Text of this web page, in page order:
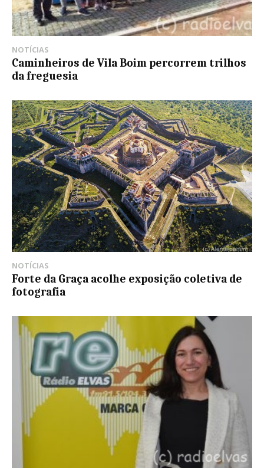
NOTÍCIAS
Caminheiros de Vila Boim percorrem trilhos
da freguesia
NOTÍCIAS
Forte da Graça acolhe exposição coletiva de
fotografia